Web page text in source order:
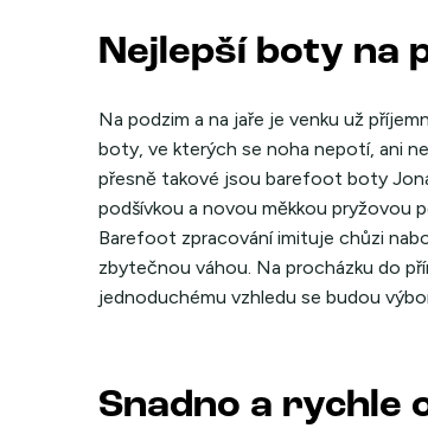
Nejlepší boty na
Na podzim a na jaře je venku už
boty, ve kterých se noha nepotí, ani
přesně takové jsou barefoot boty
podšívkou a novou měkkou pryžovou
Barefoot zpracování imituje chůzi
zbytečnou váhou. Na procházku do
jednoduchému vzhledu se budou
Snadno a rychle